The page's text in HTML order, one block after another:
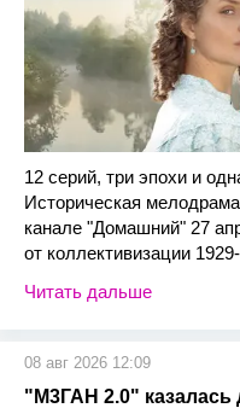
12 серий, три эпохи и
Историческая
канале "Домашний" 27
от коллективизации
Читать дальше
08 авг 2026 12:09
"М3ГАН 2.0"